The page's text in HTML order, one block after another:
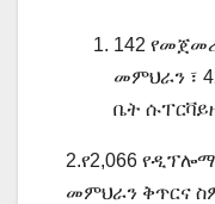
142
መምህራን ፣
ቤት
2.የ2,066
መምህራን ቅጥርና